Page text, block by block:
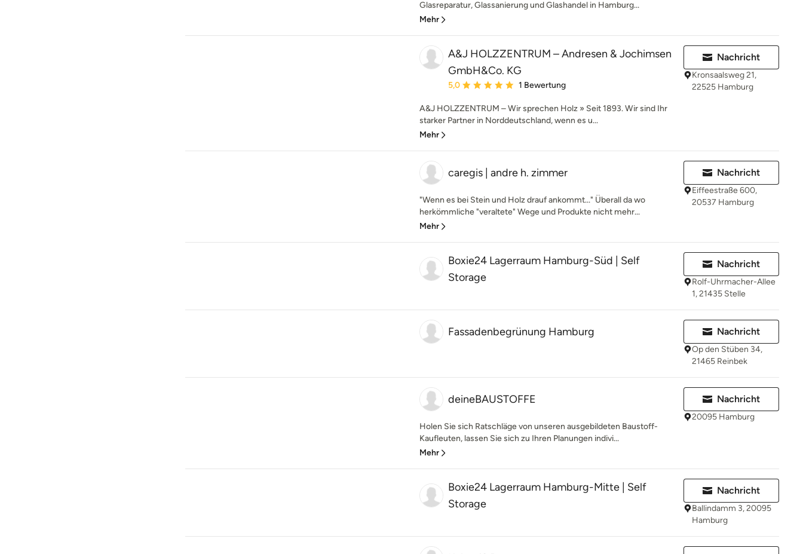
Glasreparatur, Glassanierung und Glashandel in Hamburg...
Mehr
A&J HOLZZENTRUM – Andresen & Jochimsen
GmbH&Co. KG
Durchschnittliche Bewertung: 5 von 5 Sternen
5,0 1 Bewertung
A&J HOLZZENTRUM – Wir sprechen Holz » Seit 1893. Wir sind Ihr
starker Partner in Norddeutschland, wenn es u...
Mehr
Nachricht
Kronsaalsweg 21,
22525 Hamburg
caregis | andre h. zimmer
"Wenn es bei Stein und Holz drauf ankommt..." Überall da wo
herkömmliche "veraltete" Wege und Produkte nicht mehr...
Mehr
Nachricht
Eiffeestraße 600,
20537 Hamburg
Boxie24 Lagerraum Hamburg-Süd | Self
Storage
Nachricht
Rolf-Uhrmacher-Allee
1, 21435 Stelle
Fassadenbegrünung Hamburg Nachricht
Op den Stüben 34,
21465 Reinbek
deineBAUSTOFFE
Holen Sie sich Ratschläge von unseren ausgebildeten Baustoff-
Kaufleuten, lassen Sie sich zu Ihren Planungen indivi...
Mehr
Nachricht
20095 Hamburg
Boxie24 Lagerraum Hamburg-Mitte | Self
Storage
Nachricht
Ballindamm 3, 20095
Hamburg